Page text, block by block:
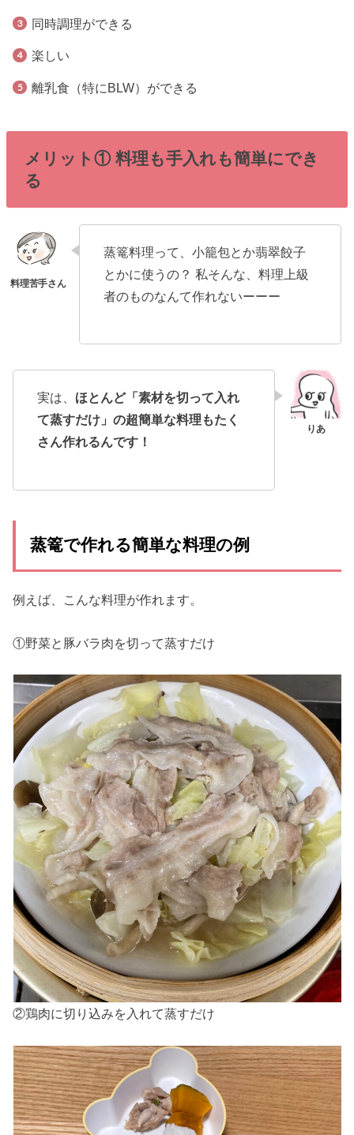
同時調理ができる
楽しい
離乳食（特にBLW）ができる
メリット① 料理も手入れも簡単にでき
る
蒸篭料理って、小籠包とか翡翠餃子
とかに使うの？ 私そんな、料理上級
者のものなんて作れないーーー
実は、 ほとんど「素材を切って入れ
て蒸すだけ」の超簡単な料理もたく
さん作れるんです！
蒸篭で作れる簡単な料理の例
例えば、こんな料理が作れます。
①野菜と豚バラ肉を切って蒸すだけ
②鶏肉に切り込みを入れて蒸すだけ